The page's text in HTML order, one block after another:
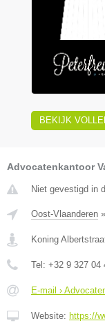
BEKIJK
Advocatenkantoor
Niet gevestigd in
Oost-Vlaanderen »
Koning
Tel: +32 9 327 04
E-mail ›
Website: https://